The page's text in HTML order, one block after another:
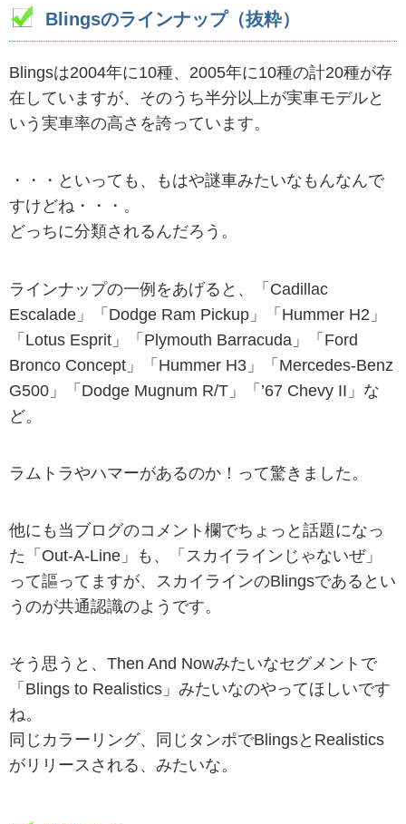
Blingsのラインナップ（抜粋）
Blingsは2004年に10種、2005年に10種の計20種が存
在していますが、そのうち半分以上が実車モデルと
いう実車率の高さを誇っています。
・・・といっても、もはや謎車みたいなもんなんで
すけどね・・・。
どっちに分類されるんだろう。
ラインナップの一例をあげると、「Cadillac
Escalade」「Dodge Ram Pickup」「Hummer H2」
「Lotus Esprit」「Plymouth Barracuda」「Ford
Bronco Concept」「Hummer H3」「Mercedes-Benz
G500」「Dodge Mugnum R/T」「’67 Chevy II」な
ど。
ラムトラやハマーがあるのか！って驚きました。
他にも当ブログのコメント欄でちょっと話題になっ
た「Out-A-Line」も、「スカイラインじゃないぜ」
って謳ってますが、スカイラインのBlingsであるとい
うのが共通認識のようです。
そう思うと、Then And Nowみたいなセグメントで
「Blings to Realistics」みたいなのやってほしいです
ね。
同じカラーリング、同じタンポでBlingsとRealistics
がリリースされる、みたいな。